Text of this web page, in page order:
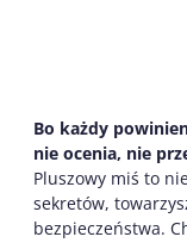
Bo każdy
nie ocenia, nie
Pluszowy miś to
sekretów,
bezpieczeństwa.